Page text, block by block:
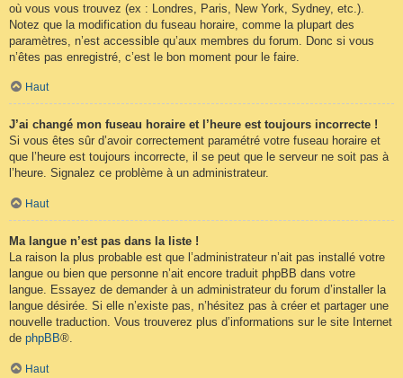
où vous vous trouvez (ex : Londres, Paris, New York, Sydney, etc.).
Notez que la modification du fuseau horaire, comme la plupart des
paramètres, n’est accessible qu’aux membres du forum. Donc si vous
n’êtes pas enregistré, c’est le bon moment pour le faire.
Haut
J’ai changé mon fuseau horaire et l’heure est toujours incorrecte !
Si vous êtes sûr d’avoir correctement paramétré votre fuseau horaire et
que l’heure est toujours incorrecte, il se peut que le serveur ne soit pas à
l’heure. Signalez ce problème à un administrateur.
Haut
Ma langue n’est pas dans la liste !
La raison la plus probable est que l’administrateur n’ait pas installé votre
langue ou bien que personne n’ait encore traduit phpBB dans votre
langue. Essayez de demander à un administrateur du forum d’installer la
langue désirée. Si elle n’existe pas, n’hésitez pas à créer et partager une
nouvelle traduction. Vous trouverez plus d’informations sur le site Internet
de phpBB®.
Haut